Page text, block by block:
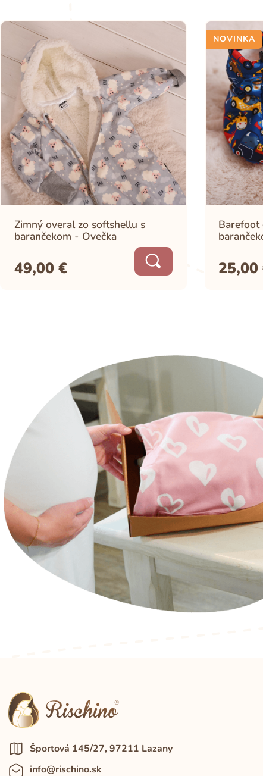
Zimný overal zo softshellu s
barančekom - Ovečka
49,00 €
NOVINKA
Barefoot
25,00
Športová 145/27, 97211 Lazany
info@rischino.sk